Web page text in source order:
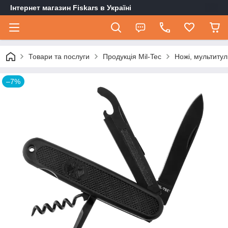
Інтернет магазин Fiskars в Україні
Товари та послуги Продукція Mil-Tec Ножі,
–7%